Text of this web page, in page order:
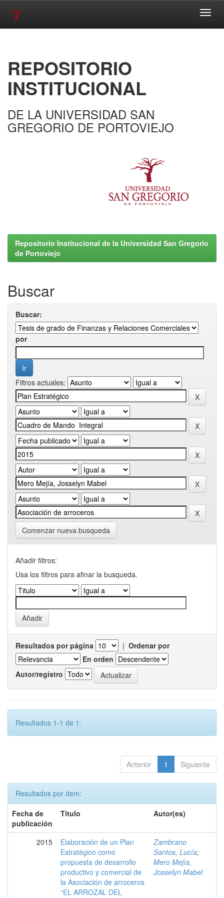
REPOSITORIO
INSTITUCIONAL
DE LA UNIVERSIDAD SAN
GREGORIO DE PORTOVIEJO
Repositorio Institucional de la Universidad San Gregorio
de Portoviejo
Buscar
Buscar:
por
Filtros actuales:
Comenzar nueva busqueda
Añadir filtros:
Usa los filtros para afinar la busqueda.
Resultados por página | Ordenar por
En orden
Autor/registro
Resultados 1-1 de 1.
Anterior 1 Siguiente
Resultados por ítem:
Fecha de
publicación
Título Autor(es)
2015
Elaboración de un Plan
Estratégico como
propuesta de desarrollo
productivo y comercial de
la Asociación de arroceros
“EL ARROZAL DEL
Zambrano
Santos, Lucía;
Mero Mejía,
Josselyn Mabel